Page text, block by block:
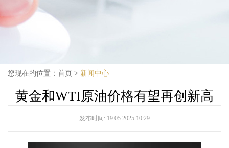
您现在的位置： 首页 > 新闻中心
黄金和WTI原油价格有望再创新高
发布时间: 19.05.2025 10:29